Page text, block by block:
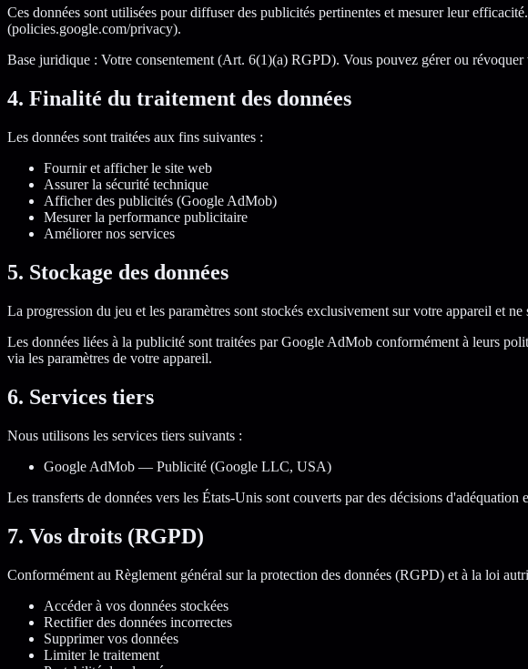
Ces données sont utilisées pour diffuser des publicités pertinentes et mesurer leur
(policies.google.com/privacy).
Base juridique : Votre consentement (Art. 6(1)(a) RGPD). Vous pouvez gérer ou
4. Finalité du traitement des données
Les données sont traitées aux fins suivantes :
Fournir et afficher le site web
Assurer la sécurité technique
Afficher des publicités (Google AdMob)
Mesurer la performance publicitaire
Améliorer nos services
5. Stockage des données
La progression du jeu et les paramètres sont stockés exclusivement sur votre appareil et
Les données liées à la publicité sont traitées par Google AdMob conformément à leurs
via les paramètres de votre appareil.
6. Services tiers
Nous utilisons les services tiers suivants :
Google AdMob — Publicité (Google LLC, USA)
Les transferts de données vers les États-Unis sont couverts par des décisions
7. Vos droits (RGPD)
Conformément au Règlement général sur la protection des données (RGPD) et à la loi
Accéder à vos données stockées
Rectifier des données incorrectes
Supprimer vos données
Limiter le traitement